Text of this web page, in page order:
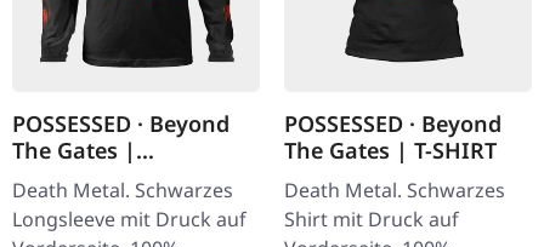
POSSESSED · Beyond
The Gates |
LONGSLEEVE
Death Metal. Schwarzes
Longsleeve mit Druck auf
POSSESSED · Beyond
The Gates | T-SHIRT
Death Metal. Schwarzes
Shirt mit Druck auf